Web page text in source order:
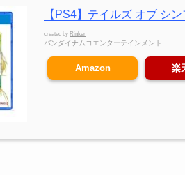
【PS4】テイルズ オブ シ
created by Rinker
バンダイナムコエンターテインメント
Amazon 楽